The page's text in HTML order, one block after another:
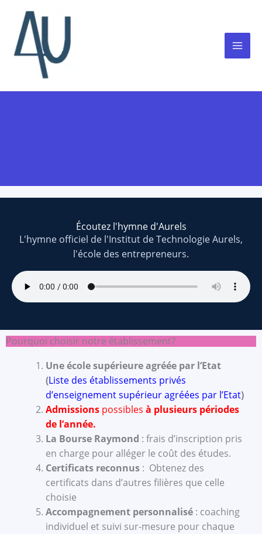
contenu
Écoutez l'hymne d'Aurels
L'hymne officiel de l'Institut de Technologie Aurels,
l'école des entrepreneurs.
Pourquoi choisir notre établissement?
Une école supérieure agréée par l’Etat
(Liste des établissements privés
d’enseignement supérieur agréées par l’Etat)
Admissions possibles à plusieurs périodes
de l’année.
La Bourse Raymond : frais d’inscription pris
en charge pour alléger le coût des études.
Certificats reconnus : Obtenez des
certificats dans d’autres filières que celle
choisie
Accompagnement personnalisé : coaching
individuel et suivi sur-mesure pour chaque